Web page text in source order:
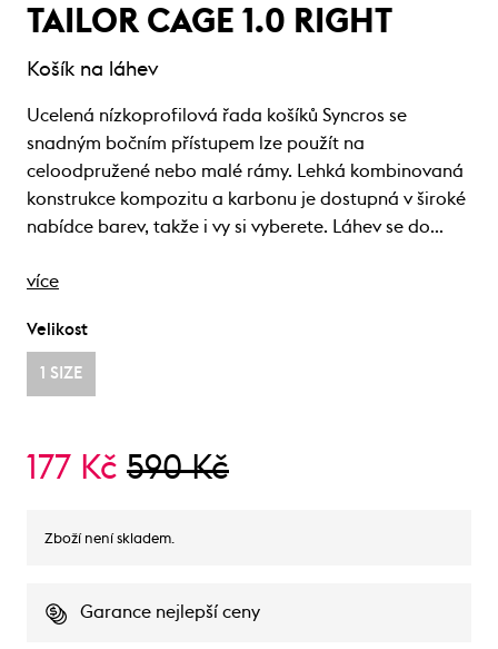
TAILOR CAGE 1.0 RIGHT
Košík na láhev
Ucelená nízkoprofilová řada košíků Syncros se
snadným bočním přístupem lze použít na
celoodpružené nebo malé rámy. Lehká kombinovaná
konstrukce kompozitu a karbonu je dostupná v široké
nabídce barev, takže i vy si vyberete. Láhev se do…
více
Velikost
1 SIZE
177 Kč 590 Kč
Zboží není skladem.
Garance nejlepší ceny